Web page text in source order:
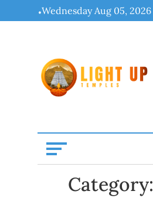
to
Wednesday Aug 05, 2026
Category: